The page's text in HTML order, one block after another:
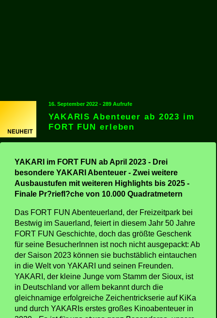
16. September 2022 - 289 Aufrufe
YAKARIS Abenteuer ab 2023 im
FORT FUN erleben
YAKARI im FORT FUN ab April 2023 - Drei
besondere YAKARI Abenteuer - Zwei weitere
Ausbaustufen mit weiteren Highlights bis 2025 -
Finale Pr?riefl?che von 10.000 Quadratmetern
Das FORT FUN Abenteuerland, der Freizeitpark bei
Bestwig im Sauerland, feiert in diesem Jahr 50 Jahre
FORT FUN Geschichte, doch das größte Geschenk
für seine BesucherInnen ist noch nicht ausgepackt: Ab
der Saison 2023 können sie buchstäblich eintauchen
in die Welt von YAKARI und seinen Freunden.
YAKARI, der kleine Junge vom Stamm der Sioux, ist
in Deutschland vor allem bekannt durch die
gleichnamige erfolgreiche Zeichentrickserie auf KiKa
und durch YAKARIs erstes großes Kinoabenteuer in